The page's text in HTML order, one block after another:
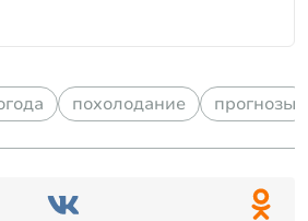
похолодание прогнозы